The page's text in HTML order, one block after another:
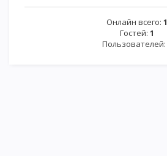
Онлайн всего: 1
Гостей: 1
Пользователей: